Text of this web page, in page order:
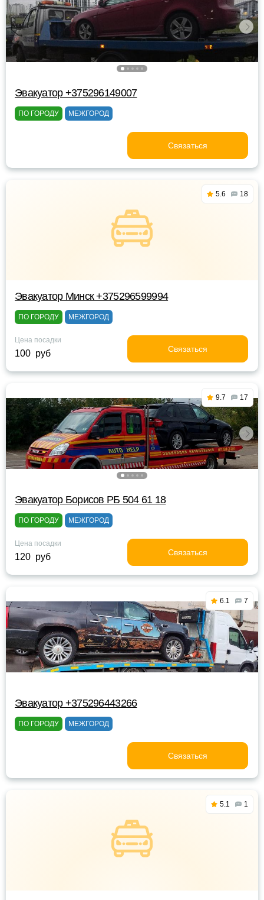
Эвакуатор +375296149007
ПО ГОРОДУ МЕЖГОРОД
Связаться
5.6 18
Эвакуатор Минск +375296599994
ПО ГОРОДУ МЕЖГОРОД
Цена посадки
100 руб Связаться
9.7 17
Эвакуатор Борисов РБ 504 61 18
ПО ГОРОДУ МЕЖГОРОД
Цена посадки
120 руб Связаться
6.1 7
Эвакуатор +375296443266
ПО ГОРОДУ МЕЖГОРОД
Связаться
5.1 1